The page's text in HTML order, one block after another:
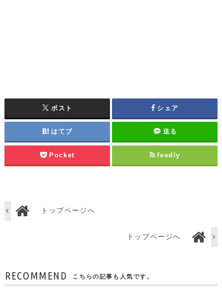
ポスト シェア
はてブ 送る
Pocket feedly
トップページへ
トップページへ
RECOMMEND こちらの記事も人気です。